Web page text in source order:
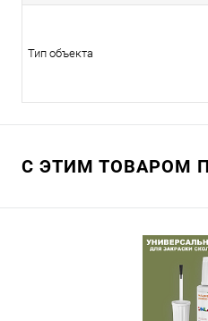
Тип объекта
С ЭТИМ ТОВАРОМ